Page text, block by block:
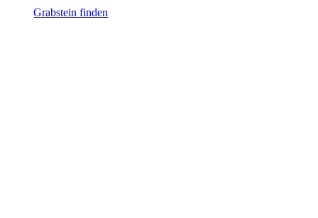
Grabstein finden